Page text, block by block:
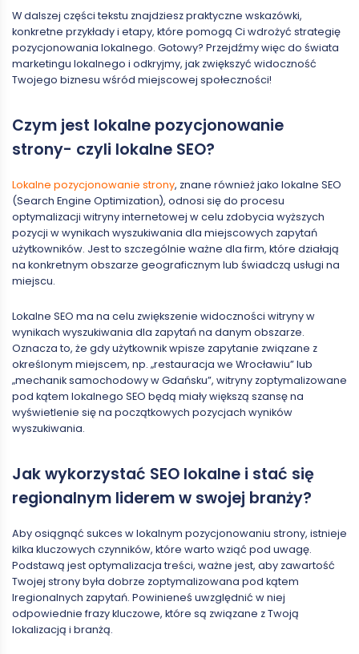
W dalszej części tekstu znajdziesz praktyczne wskazówki,
konkretne przykłady i etapy, które pomogą Ci wdrożyć strategię
pozycjonowania lokalnego. Gotowy? Przejdźmy więc do świata
marketingu lokalnego i odkryjmy, jak zwiększyć widoczność
Twojego biznesu wśród miejscowej społeczności!
Czym jest lokalne pozycjonowanie
strony- czyli lokalne SEO?
Lokalne pozycjonowanie strony, znane również jako lokalne SEO
(Search Engine Optimization), odnosi się do procesu
optymalizacji witryny internetowej w celu zdobycia wyższych
pozycji w wynikach wyszukiwania dla miejscowych zapytań
użytkowników. Jest to szczególnie ważne dla firm, które działają
na konkretnym obszarze geograficznym lub świadczą usługi na
miejscu.
Lokalne SEO ma na celu zwiększenie widoczności witryny w
wynikach wyszukiwania dla zapytań na danym obszarze.
Oznacza to, że gdy użytkownik wpisze zapytanie związane z
określonym miejscem, np. „restauracja we Wrocławiu” lub
„mechanik samochodowy w Gdańsku”, witryny zoptymalizowane
pod kątem lokalnego SEO będą miały większą szansę na
wyświetlenie się na początkowych pozycjach wyników
wyszukiwania.
Jak wykorzystać SEO lokalne i stać się
regionalnym liderem w swojej branży?
Aby osiągnąć sukces w lokalnym pozycjonowaniu strony, istnieje
kilka kluczowych czynników, które warto wziąć pod uwagę.
Podstawą jest optymalizacja treści, ważne jest, aby zawartość
Twojej strony była dobrze zoptymalizowana pod kątem
lregionalnych zapytań. Powinieneś uwzględnić w niej
odpowiednie frazy kluczowe, które są związane z Twoją
lokalizacją i branżą.